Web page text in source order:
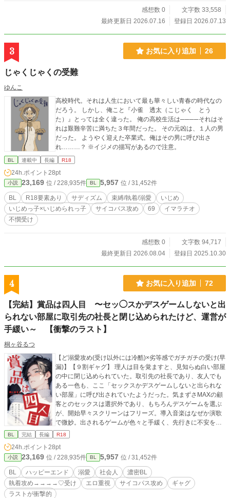
からエロです。というよりほとんどと言っていいかもしれません。R18エピソー
ド※印をつけましたが、ご覧のとおりです。 ・他サイトにも掲載しています。
感想数 0
文字数 33,558
最終更新日 2026.07.16
登録日 2026.07.13
3 お気に入り追加 26
じゃくじゃくの受難
ゆんこ
高校時代。それは人生において最も華々しい青春の時代なの
だろう。 しかし、俺こと『小雀 透太（こじゃく とう
た）』とっては全く違った。 俺の高校生活は────それはそ
れは艱難辛苦に満ちた３年間だった。 その元凶は、１人の男
だった。 ようやく迎えた卒業式。俺はその男に呼び出さ
れ………？ ※イジメの描写があるので注意。
BL 連載中 長編 R18
24h.ポイント 28pt
小説 23,169 位 / 228,935件 BL 5,957 位 / 31,452件
BL R18要素あり サディズム 束縛/執着/溺愛
いじめ
いじめっ子×いじめられっ子
サイコパス攻め 69
イマラチオ
不憫受け
感想数 0
文字数 94,717
最終更新日 2026.08.04
登録日 2025.10.30
4 お気に入り追加 72
【完結】賞品は四人目 〜セッ◯スかデスゲームしないと出
られない部屋に取引先の社長と閉じ込められたけど、運営が
手緩い～ 【衝撃のラスト】
桐ヶ谷るつ
【ど溺愛攻め(受け以外には冷酷)×劣等感でガチガチの受け(早
漏)】【９割ギャグ】 理人は目を覚ますと、見知らぬ白い部屋
の中に閉じ込められていた。取引先の社長であり、友人でも
ある一色も、ここ「セックスかデスゲームしないと出られな
い部屋」に呼び出されていたようだった。気まずさMAXの顧
客とのセックスは選択外であり、もちろんデスゲームを選ぶ
が、開始早々スクリーンはフリーズ。導入音楽はなぜか演歌
で微妙。出されるゲームが色々と手緩く、先行きに不安を覚
える。二人はこの不気味な部屋から脱出することはできるの
か？」 「生存率八割のデスゲームかあ」 「ぐっだぐだです
ね」 ＊こんな表紙だけど９割ギャグです ＊ど執着攻め ＊清
水さん(脇役)がいい仕事をしてくれる ＊第13回ＢＬ大賞奨励
賞受賞作品です。応援いただきまして、ありがとうございま
した♡
BL 完結 長編 R18
24h.ポイント 28pt
小説 23,169 位 / 228,935件 BL 5,957 位 / 31,452件
BL ハッピーエンド 溺愛 社会人
濃密BL
執着攻め→→→→♡受け
エロ重視 サイコパス攻め
ギャグ
ラストが衝撃的